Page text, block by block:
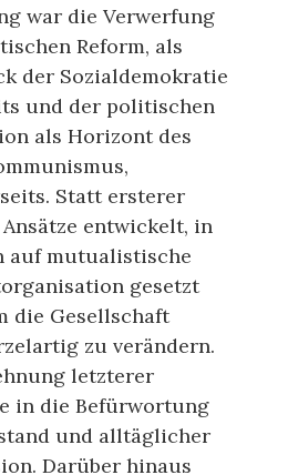
war die Verwerfung
Reform, als
der Sozialdemokratie
und der politischen
als Horizont des
Statt ersterer
entwickelt, in
auf mutualistische
gesetzt
die Gesellschaft
zu verändern.
letzterer
in die Befürwortung
und alltäglicher
Darüber hinaus